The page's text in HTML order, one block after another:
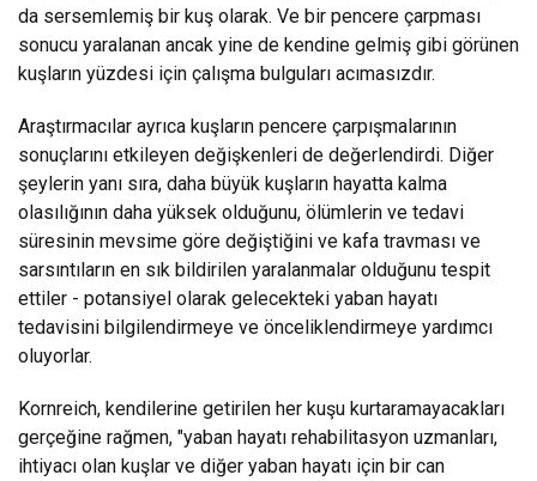
da sersemlemiş bir kuş olarak. Ve bir pencere çarpması
sonucu yaralanan ancak yine de kendine gelmiş gibi görünen
kuşların yüzdesi için çalışma bulguları acımasızdır.
Araştırmacılar ayrıca kuşların pencere çarpışmalarının
sonuçlarını etkileyen değişkenleri de değerlendirdi. Diğer
şeylerin yanı sıra, daha büyük kuşların hayatta kalma
olasılığının daha yüksek olduğunu, ölümlerin ve tedavi
süresinin mevsime göre değiştiğini ve kafa travması ve
sarsıntıların en sık bildirilen yaralanmalar olduğunu tespit
ettiler - potansiyel olarak gelecekteki yaban hayatı
tedavisini bilgilendirmeye ve önceliklendirmeye yardımcı
oluyorlar.
Kornreich, kendilerine getirilen her kuşu kurtaramayacakları
gerçeğine rağmen, "yaban hayatı rehabilitasyon uzmanları,
ihtiyacı olan kuşlar ve diğer yaban hayatı için bir can